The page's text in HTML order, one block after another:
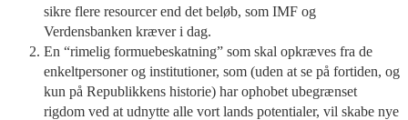
sikre flere resourcer end det beløb, som IMF og
Verdensbanken kræver i dag.
En “rimelig formuebeskatning” som skal opkræves fra de
enkeltpersoner og institutioner, som (uden at se på fortiden, og
kun på Republikkens historie) har ophobet ubegrænset
rigdom ved at udnytte alle vort lands potentialer, vil skabe nye